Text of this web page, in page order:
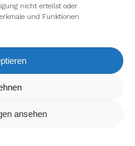
nicht erteilst oder
und Funktionen
ansehen
bestmögliche Erfahrung auf
welche Cookies wir